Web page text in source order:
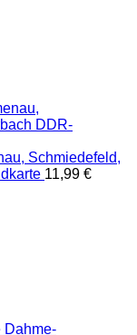
Schmiedefeld,
11,99 €